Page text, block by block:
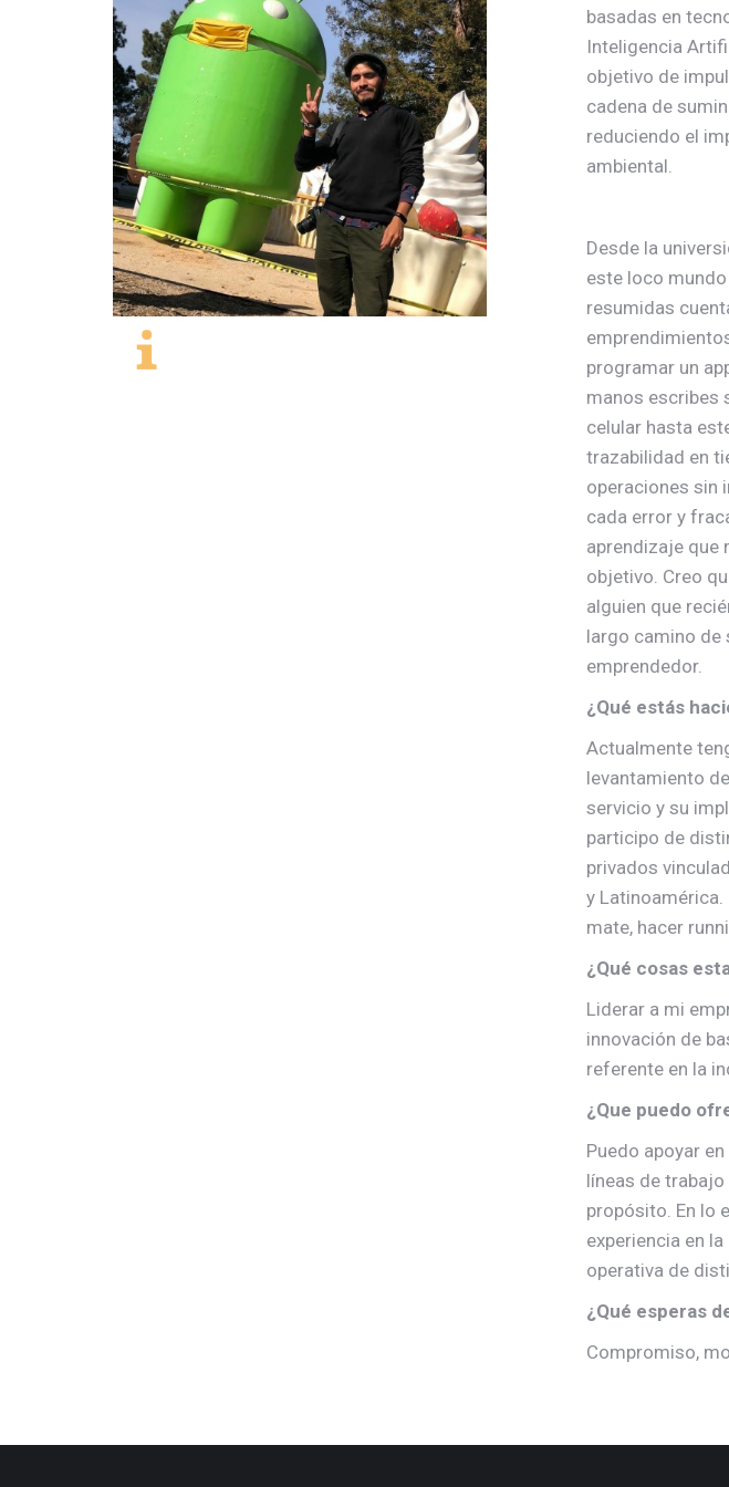
basadas en
Inteligencia
objetivo de
cadena de
reduciendo el
ambiental.
Desde la
este loco
resumidas
programar un
manos escribes
celular hasta
trazabilidad en
operaciones sin
cada error y
aprendizaje que
objetivo. Creo
alguien que
largo camino de
emprendedor.
¿Qué estás
Actualmente
levantamiento
servicio y su
participo de
privados
y
mate, hacer
¿Qué cosas
Liderar a mi
innovación de
referente en la
¿Que puedo
Puedo apoyar
líneas de
propósito. En lo
experiencia en
operativa de
¿Qué esperas
Compromiso,